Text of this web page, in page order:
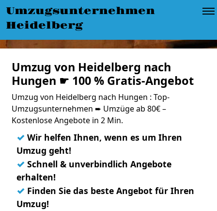
Umzugsunternehmen
Heidelberg
Umzug von Heidelberg nach
Hungen ☛ 100 % Gratis-Angebot
Umzug von Heidelberg nach Hungen : Top-
Umzugsunternehmen ➨ Umzüge ab 80€ –
Kostenlose Angebote in 2 Min.
✓ Wir helfen Ihnen, wenn es um Ihren
Umzug geht!
✓ Schnell & unverbindlich Angebote
erhalten!
✓ Finden Sie das beste Angebot für Ihren
Umzug!